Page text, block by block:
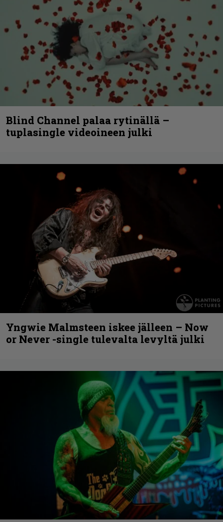
Blind Channel palaa rytinällä –
tuplasingle videoineen julki
Yngwie Malmsteen iskee jälleen – Now
or Never -single tulevalta levyltä julki